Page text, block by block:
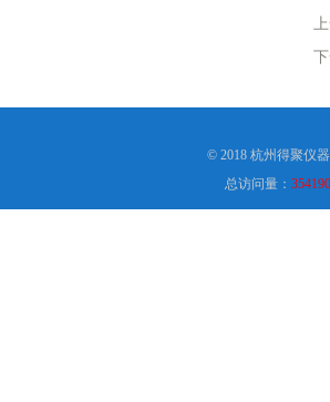
上
下
© 2018 杭州得聚仪
总访问量：354190